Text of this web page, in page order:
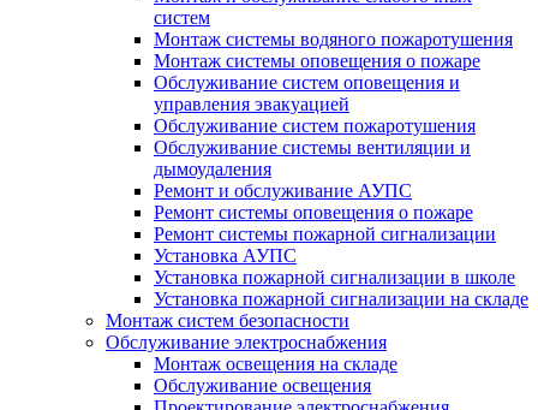
систем
Монтаж системы водяного пожаротушения
Монтаж системы оповещения о пожаре
Обслуживание систем оповещения и
управления эвакуацией
Обслуживание систем пожаротушения
Обслуживание системы вентиляции и
дымоудаления
Ремонт и обслуживание АУПС
Ремонт системы оповещения о пожаре
Ремонт системы пожарной сигнализации
Установка АУПС
Установка пожарной сигнализации в школе
Установка пожарной сигнализации на складе
Монтаж систем безопасности
Обслуживание электроснабжения
Монтаж освещения на складе
Обслуживание освещения